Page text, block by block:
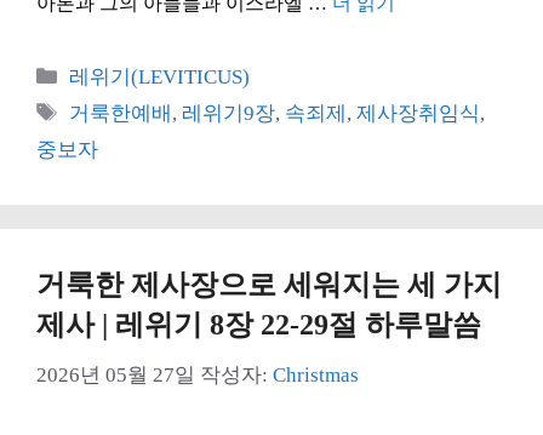
카
테
리
레위기(LEVITICUS)
태
그
거룩한예배 , 레위기9장, 속죄제 ,제사장취임식,
중보자
거룩한 제사장으로 세워지는 세 가지
제사 | 레위기 8장 22-29절 하루말씀
2026년 05월 27일 작성자: Christmas